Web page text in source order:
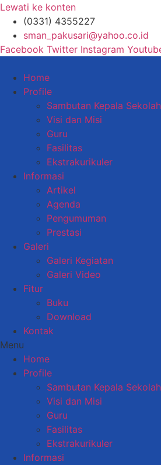
Lewati ke konten
(0331) 4355227
sman_pakusari@yahoo.co.id
Facebook Twitter Instagram
Home
Profile
Sambutan Kepala Sekolah
Visi dan Misi
Guru
Fasilitas
Ekstrakurikuler
Informasi
Artikel
Agenda
Pengumuman
Prestasi
Galeri
Galeri Kegiatan
Galeri Video
Fitur
Buku
Download
Kontak
Menu
Home
Profile
Sambutan Kepala Sekolah
Visi dan Misi
Guru
Fasilitas
Ekstrakurikuler
Informasi